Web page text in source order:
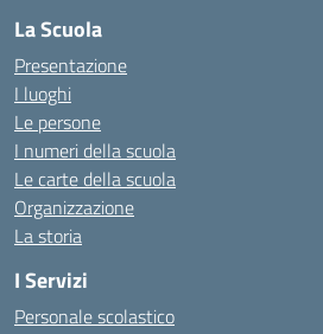
La Scuola
Presentazione
I luoghi
Le persone
I numeri della scuola
Le carte della scuola
Organizzazione
La storia
I Servizi
Personale scolastico